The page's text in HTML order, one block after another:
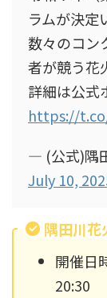
ラムが決定
数々のコン
者が競う花
詳細は公式
https://
— (公式)隅
July 10,
隅田川
開催日
20:30